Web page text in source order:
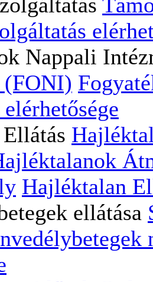
Nappali
(FONI)
Hajléktalan
ellátása